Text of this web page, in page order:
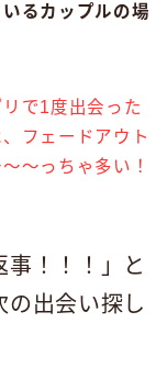
るカップルの場
で1度出会った
フェードアウト
〜っちゃ多い！
事！！！」と
の出会い探し